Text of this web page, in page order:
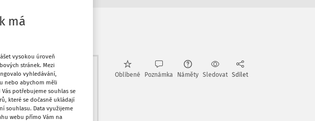
Přihlaste se
Oblíbené Poznámka Náměty Sledovat Sdílet
má
vysokou úroveň
stránek. Mezi
vyhledávání,
nebo abychom měli
potřebujeme souhlas se
které se dočasně ukládají
souhlasu. Data využijeme
webu přímo Vám na